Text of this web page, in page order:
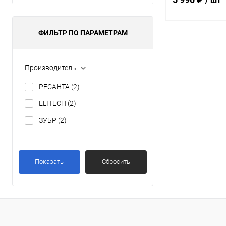
ФИЛЬТР ПО ПАРАМЕТРАМ
Производитель
РЕСАНТА (2)
ELITECH (2)
ЗУБР (2)
Показать Сбросить